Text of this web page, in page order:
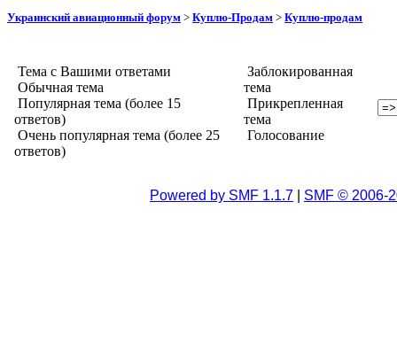
Украинский авиационный форум > Куплю-Продам > Куплю-продам
Тема с Вашими ответами
Обычная тема
Популярная тема (более 15
ответов)
Очень популярная тема (более 25
ответов)
Заблокированная
тема
Прикрепленная
тема
Голосование
Powered by SMF 1.1.7 SMF © 2006-